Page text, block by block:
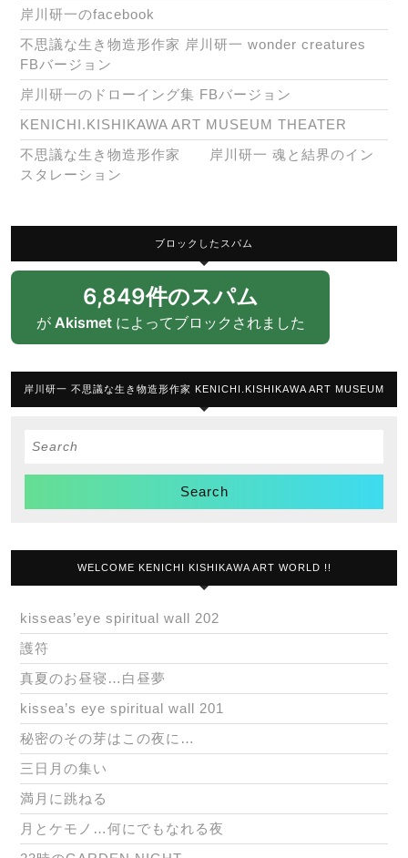
岸川研一のfacebook
不思議な生き物造形作家 岸川研一 wonder creatures
FBバージョン
岸川研一のドローイング集 FBバージョン
KENICHI.KISHIKAWA ART MUSEUM THEATER
不思議な生き物造形作家 岸川研一 魂と結界のイン
スタレーション
ブロックしたスパム
6,849件のスパム
が Akismetによってブロックされました
岸川研一 不思議な生き物造形作家 KENICHI.KISHIKAWA ART MUSEUM
Search
WELCOME KENICHI KISHIKAWA ART WORLD !!
kisseas’eye spiritual wall 202
護符
真夏のお昼寝…白昼夢
kissea’s eye spiritual wall 201
秘密のその芽はこの夜に…
三日月の集い
満月に跳ねる
月とケモノ…何にでもなれる夜